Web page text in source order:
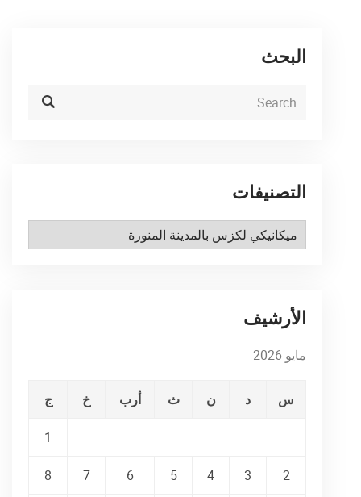
البحث
التصنيفات
التصنيفات
الأرشيف
مايو 2026
س د ن ث أرب خ ج
1
2
3
4
5
6
7
8